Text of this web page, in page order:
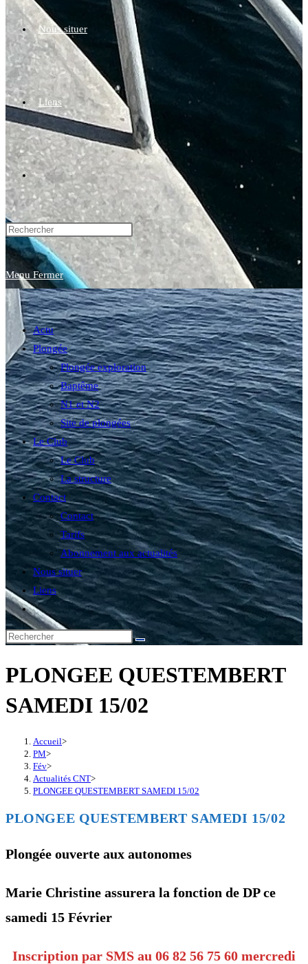
Nous situer
Liens
Toggle
website
search
Menu Fermer
Actu
Plongée
Plongée exploration
Baptême
N1 et N2
Site de plongées
Le Club
Le Club
La structure
Contact
Contact
Tarifs
Abonnement aux actualités
Nous situer
Liens
Toggle
website
search
PLONGEE QUESTEMBERT
SAMEDI 15/02
Accueil>
PM>
Fév>
Actualités CNT>
PLONGEE QUESTEMBERT SAMEDI 15/02
PLONGEE QUESTEMBERT SAMEDI 15/02
Plongée ouverte aux autonomes
Marie Christine assurera la fonction de DP ce
samedi 15 Février
Inscription par SMS au 06 82 56 75 60 mercredi